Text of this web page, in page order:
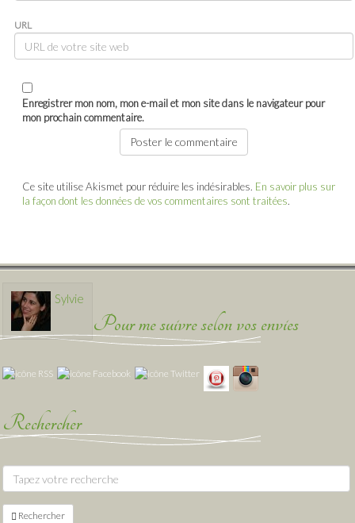
URL
Enregistrer mon nom, mon e-mail et mon site dans le navigateur pour
mon prochain commentaire.
Ce site utilise Akismet pour réduire les indésirables. En savoir plus sur
la façon dont les données de vos commentaires sont traitées.
Sylvie
Pour me suivre selon vos envies
Rechercher
Rechercher